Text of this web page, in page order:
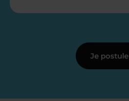
Je postule